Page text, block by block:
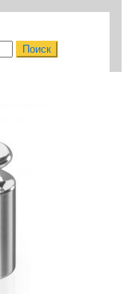
Поиск